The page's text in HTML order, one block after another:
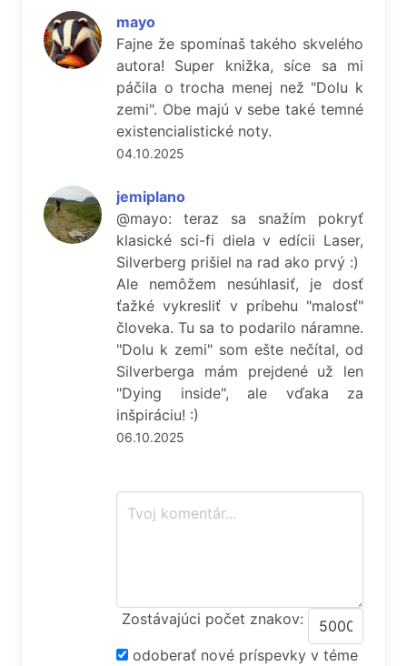
mayo
Fajne že spomínaš takého skvelého
autora! Super knižka, síce sa mi
páčila o trocha menej než "Dolu k
zemi". Obe majú v sebe také temné
existencialistické noty.
04.10.2025
jemiplano
@mayo: teraz sa snažím pokryť
klasické sci-fi diela v edícii Laser,
Silverberg prišiel na rad ako prvý :)
Ale nemôžem nesúhlasiť, je dosť
ťažké vykresliť v príbehu "malosť"
človeka. Tu sa to podarilo náramne.
"Dolu k zemi" som ešte nečítal, od
Silverberga mám prejdené už len
"Dying inside", ale vďaka za
inšpiráciu! :)
06.10.2025
Zostávajúci počet znakov:
odoberať nové príspevky v téme